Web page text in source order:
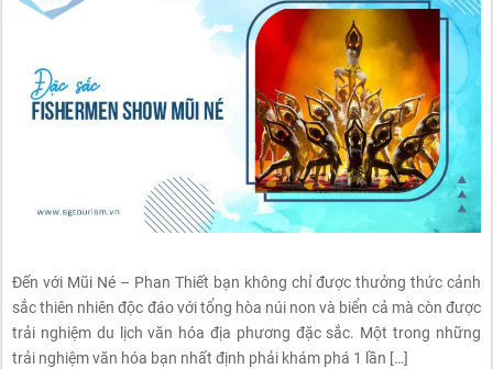
Đến với Mũi Né – Phan Thiết bạn không chỉ được thưởng thức cảnh
sắc thiên nhiên độc đáo với tổng hòa núi non và biển cả mà còn được
trải nghiệm du lịch văn hóa địa phương đặc sắc. Một trong những
trải nghiệm văn hóa bạn nhất định phải khám phá 1 lần […]